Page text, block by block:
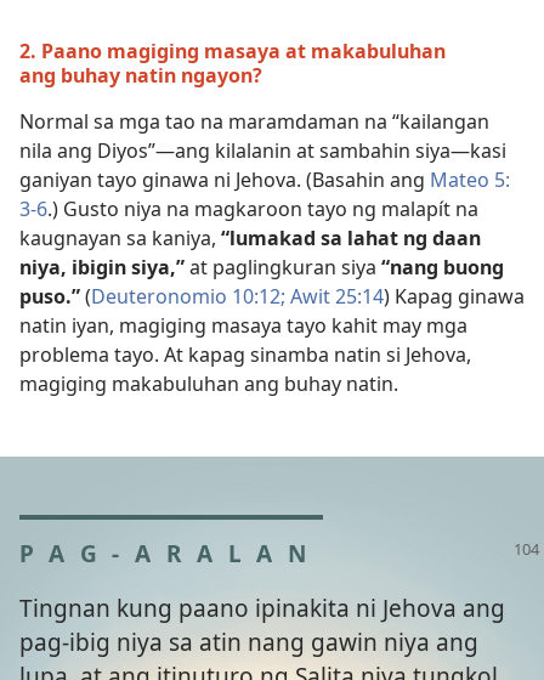
2. Paano magiging masaya at makabuluhan
ang buhay natin ngayon?
Normal sa mga tao na maramdaman na “kailangan
nila ang Diyos”​—ang kilalanin at sambahin siya​—kasi
ganiyan tayo ginawa ni Jehova. (Basahin ang Mateo 5:​
3-6.) Gusto niya na magkaroon tayo ng malapít na
kaugnayan sa kaniya, “lumakad sa lahat ng daan
niya, ibigin siya,”at paglingkuran siya “nang buong
puso.”(Deuteronomio 10:12; Awit 25:14) Kapag ginawa
natin iyan, magiging masaya tayo kahit may mga
problema tayo. At kapag sinamba natin si Jehova,
magiging makabuluhan ang buhay natin.
PAG-ARALAN
Tingnan kung paano ipinakita ni Jehova ang
pag-ibig niya sa atin nang gawin niya ang